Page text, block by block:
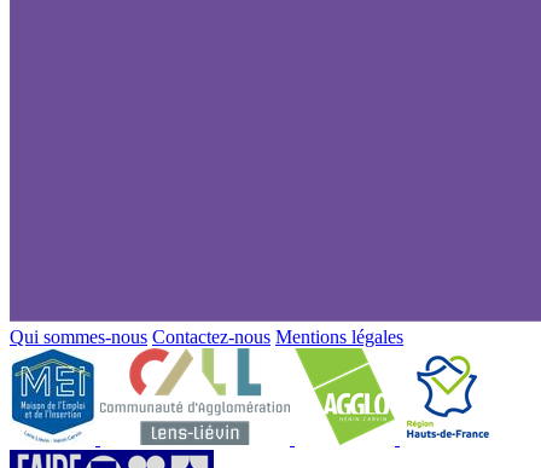
Qui sommes-nous Contactez-nous Mentions légales